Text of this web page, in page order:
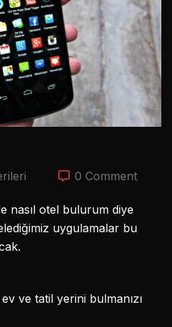
0 Comment
nasıl otel bulurum diye
uygulamalar bu
ve tatil yerini bulmanızı